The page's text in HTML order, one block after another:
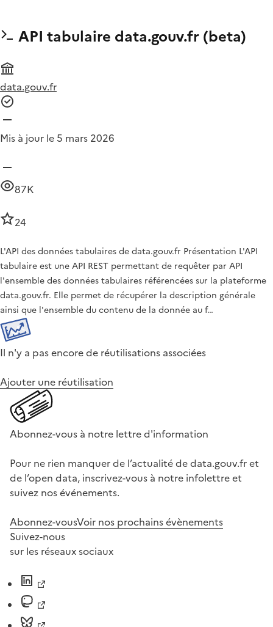
API tabulaire data.gouv.fr (beta)
data.gouv.fr
Mis à jour le 5 mars 2026
87K
24
L'API des données tabulaires de data.gouv.fr Présentation L'API
tabulaire est une API REST permettant de requêter par API
l'ensemble des données tabulaires référencées sur la plateforme
data.gouv.fr. Elle permet de récupérer la description générale
ainsi que l'ensemble du contenu de la donnée au f…
Il n'y a pas encore de réutilisations associées
Ajouter une réutilisation
Abonnez-vous à notre lettre d'information
Pour ne rien manquer de l’actualité de data.gouv.fr et
de l’open data, inscrivez-vous à notre infolettre et
suivez nos événements.
Abonnez-vousVoir nos prochains évènements
Suivez-nous
sur les réseaux sociaux